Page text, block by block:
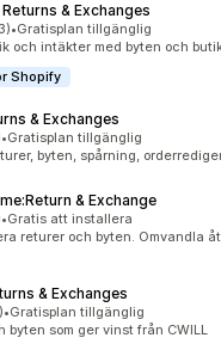
& Exchanges
totalt
•Gratisplan tillgänglig
och intäkter med byten och
Shopify
& Exchanges
totalt
•Gratisplan tillgänglig
byten, spårning,
& Exchange
totalt
•Gratis att installera
returer och byten. Omvandla
& Exchanges
totalt
•Gratisplan tillgänglig
byten som ger vinst från CWILL